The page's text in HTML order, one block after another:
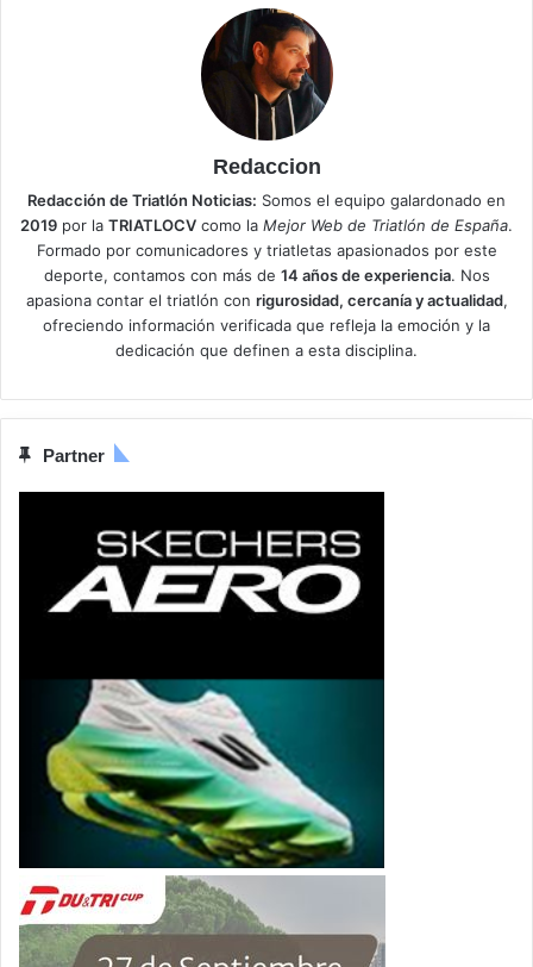
Redaccion
Redacción de Triatlón Noticias: Somos el equipo galardonado en
2019 por la TRIATLOCV como la Mejor Web de Triatlón de España.
Formado por comunicadores y triatletas apasionados por este
deporte, contamos con más de 14 años de experiencia. Nos
apasiona contar el triatlón con rigurosidad, cercanía y actualidad,
ofreciendo información verificada que refleja la emoción y la
dedicación que definen a esta disciplina.
Partner